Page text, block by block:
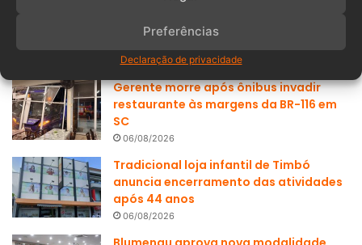
Preferências
Declaração de privacidade
Gerente morre após ônibus invadir
restaurante às margens da BR-116 em
SC
06/08/2026
Tradicional loja infantil de Timbó
anuncia encerramento das atividades
após 44 anos
06/08/2026